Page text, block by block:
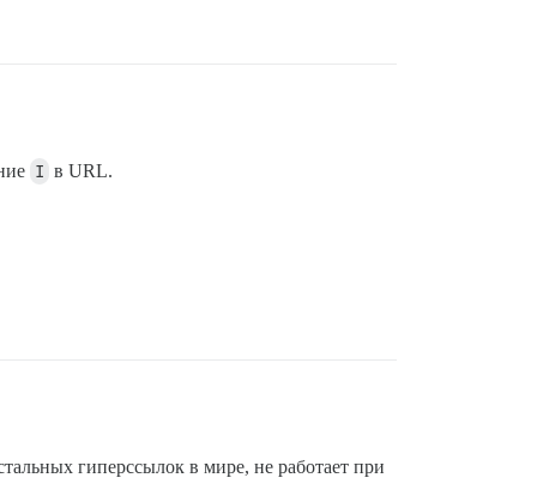
I в URL.
гиперссылок в мире, не работает при